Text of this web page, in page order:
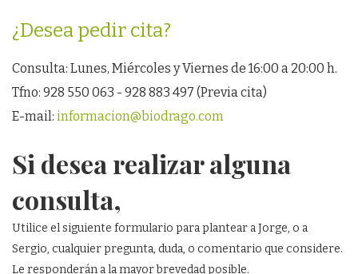
¿Desea pedir cita?
Consulta: Lunes, Miércoles y Viernes de 16:00 a 20:00 h.
Tfno: 928 550 063 - 928 883 497 (Previa cita)
E-mail: informacion@biodrago.com
Si desea realizar alguna
consulta,
Utilice el siguiente formulario para plantear a Jorge, o a
Sergio, cualquier pregunta, duda, o comentario que considere.
Le responderán a la mayor brevedad posible.